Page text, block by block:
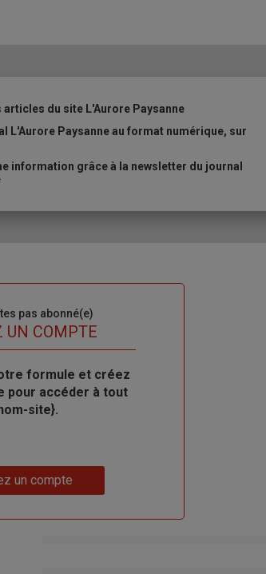
articles du site L'Aurore Paysanne
L'Aurore Paysanne au format numérique, sur
information grâce à la newsletter du journal
pas abonné(e)
UN COMPTE
formule et créez
pour accéder à tout
site}.
un compte